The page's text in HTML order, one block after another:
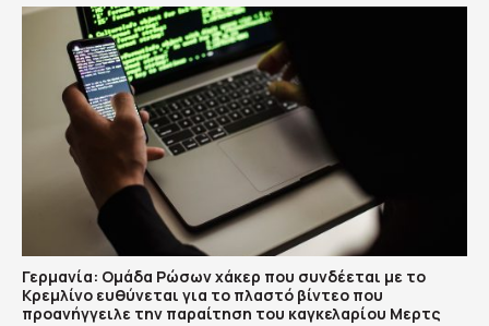
Γερμανία: Ομάδα Ρώσων χάκερ που συνδέεται με το
Κρεμλίνο ευθύνεται για το πλαστό βίντεο που
προανήγγειλε την παραίτηση του καγκελαρίου Μερτς